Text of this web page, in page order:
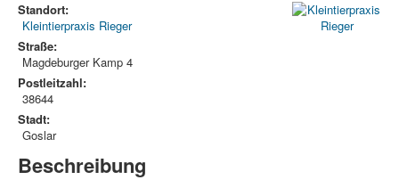
Standort:
Kleintierpraxis Rieger
Straße:
Magdeburger Kamp 4
Postleitzahl:
38644
Stadt:
Goslar
Beschreibung